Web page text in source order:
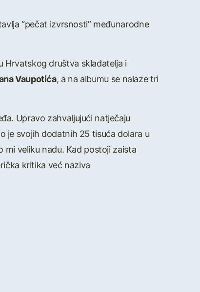
“pečat izvrsnosti” međunarodne
Hrvatskog društva skladatelja i
Vaupotića, a na albumu se nalaze tri
Upravo zahvaljujući natječaju
je svojih dodatnih 25 tisuća dolara u
mi veliku nadu. Kad postoji zaista
kritika već naziva